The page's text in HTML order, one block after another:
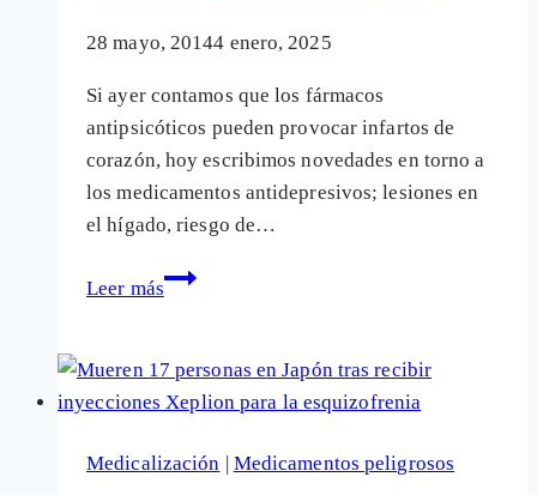
28 mayo, 20144 enero, 2025
Si ayer contamos que los fármacos
antipsicóticos pueden provocar infartos de
corazón, hoy escribimos novedades en torno a
los medicamentos antidepresivos; lesiones en
el hígado, riesgo de…
Leer más
Fármacos
el
punto
mira
Medicalización Medicamentos peligrosos